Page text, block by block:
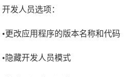
开发人员选项：
•更改应用程序的版本名称和代码
•隐藏开发人员模式